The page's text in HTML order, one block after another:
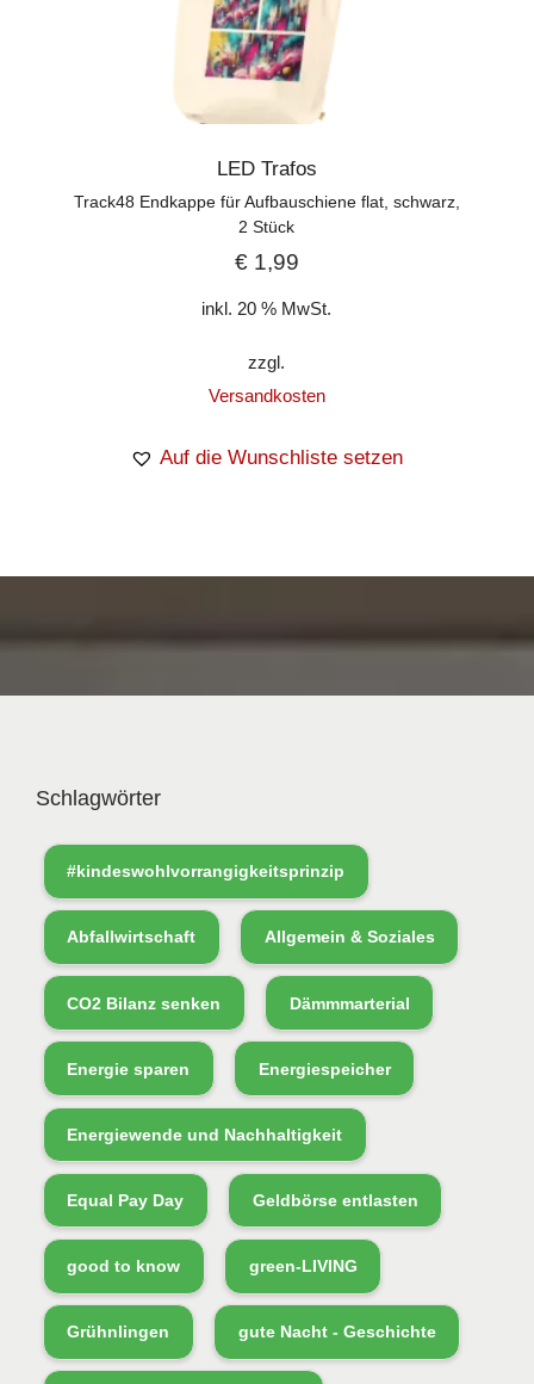
LED Trafos
Track48 Endkappe für Aufbauschiene flat, schwarz,
2 Stück
€1,99
inkl. 20 % MwSt.
zzgl.
Versandkosten
Auf die Wunschliste setzen
Schlagwörter
#kindeswohlvorrangigkeitsprinzip
Abfallwirtschaft Allgemein & Soziales
CO2 Bilanz senken Dämmmarterial
Energie sparen Energiespeicher
Energiewende und Nachhaltigkeit
Equal Pay Day Geldbörse entlasten
good to know green-LIVING
Grühnlingen gute Nacht - Geschichte